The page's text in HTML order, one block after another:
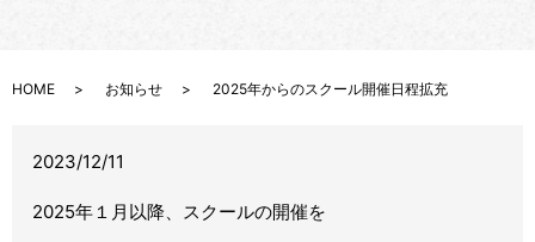
HOME お知らせ 2025年からのスクール開催日程拡充
2023/12/11
2025年１月以降、スクールの開催を